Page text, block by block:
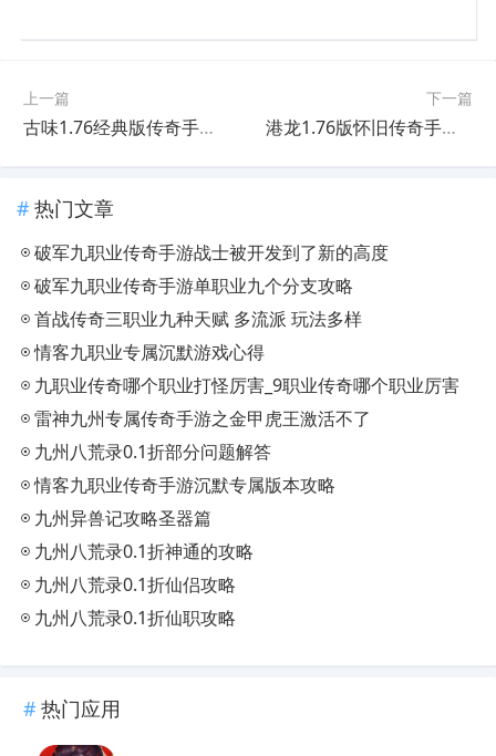
上一篇
​古味1.76经典版传奇手游法师开荒装备快速搭配指南
下一篇
​港龙1.76版怀旧传奇手游必看攻略
热门文章
破军九职业传奇手游战士被开发到了新的高度
破军九职业传奇手游单职业九个分支攻略
​首战传奇三职业九种天赋 多流派 玩法多样
情客九职业专属沉默游戏心得
九职业传奇哪个职业打怪厉害_9职业传奇哪个职业厉害
雷神九州专属传奇手游之金甲虎王激活不了
九州八荒录0.1折部分问题解答
情客九职业传奇手游沉默专属版本攻略
九州异兽记攻略圣器篇
九州八荒录0.1折神通的攻略
九州八荒录0.1折仙侣攻略
九州八荒录0.1折仙职攻略
热门应用